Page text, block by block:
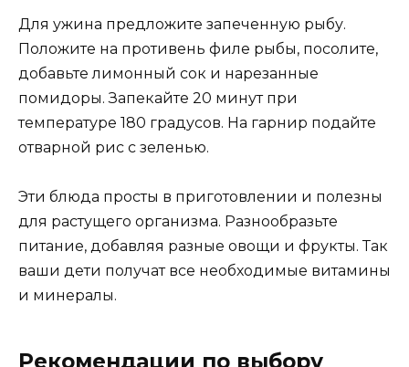
Для ужина предложите запеченную рыбу.
Положите на противень филе рыбы, посолите,
добавьте лимонный сок и нарезанные
помидоры. Запекайте 20 минут при
температуре 180 градусов. На гарнир подайте
отварной рис с зеленью.
Эти блюда просты в приготовлении и полезны
для растущего организма. Разнообразьте
питание, добавляя разные овощи и фрукты. Так
ваши дети получат все необходимые витамины
и минералы.
Рекомендации по выбору